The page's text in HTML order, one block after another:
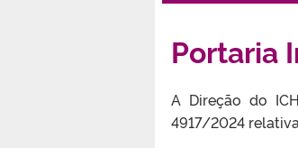
Portaria
A Direção do
4917/2024